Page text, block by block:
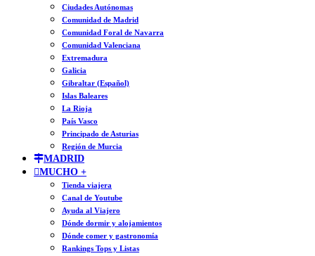
Ciudades Autónomas
Comunidad de Madrid
Comunidad Foral de Navarra
Comunidad Valenciana
Extremadura
Galicia
Gibraltar (Español)
Islas Baleares
La Rioja
País Vasco
Principado de Asturias
Región de Murcia
MADRID
MUCHO +
Tienda viajera
Canal de Youtube
Ayuda al Viajero
Dónde dormir y alojamientos
Dónde comer y gastronomía
Rankings Tops y Listas